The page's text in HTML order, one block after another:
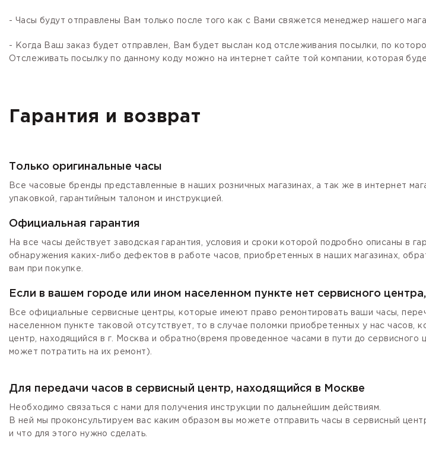
- Часы будут отправлены Вам только после того как с Вами свяжется менеджер нашего
- Когда Ваш заказ будет отправлен, Вам будет выслан код отслеживания посылки, по
Отслеживать посылку по данному коду можно на интернет сайте той компании, которая
Гарантия и возврат
Только оригинальные часы
Все часовые бренды представленные в наших розничных магазинах, а так же в интернет
упаковкой, гарантийным талоном и инструкцией.
Официальная гарантия
На все часы действует заводская гарантия, условия и сроки которой подробно описаны в
обнаружения каких-либо дефектов в работе часов, приобретенных в наших магазинах,
вам при покупке.
Если в вашем городе или ином населенном пункте нет сервисного
Все официальные сервисные центры, которые имеют право ремонтировать ваши часы,
населенном пункте таковой отсутствует, то в случае поломки приобретенных у нас
центр, находящийся в г. Москва и обратно(время проведенное часами в пути до
может потратить на их ремонт).
Для передачи часов в сервисный центр, находящийся в Москве
Необходимо связаться с нами для получения инструкции по дальнейшим действиям.
В ней мы проконсультируем вас каким образом вы можете отправить часы в сервисный
и что для этого нужно сделать.